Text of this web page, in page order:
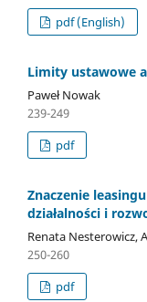
pdf (English)
Limity ustawowe
Paweł Nowak
239-249
pdf
Znaczenie
działalności i
Renata Nesterowicz,
250-260
pdf